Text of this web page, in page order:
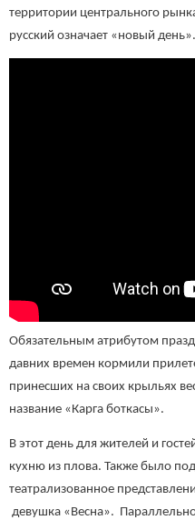
территории центрального
русский означает «новый день».
Обязательным атрибутом
давних времен кормили
принесших на своих крыльях
название «Карга боткасы».
В этот день для жителей и
кухню из плова. Также было
театрализованное
девушка «Весна».